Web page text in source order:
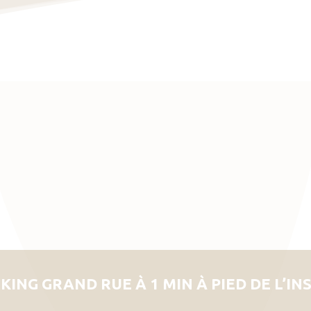
GRAND RUE À 1 MIN À PIED DE